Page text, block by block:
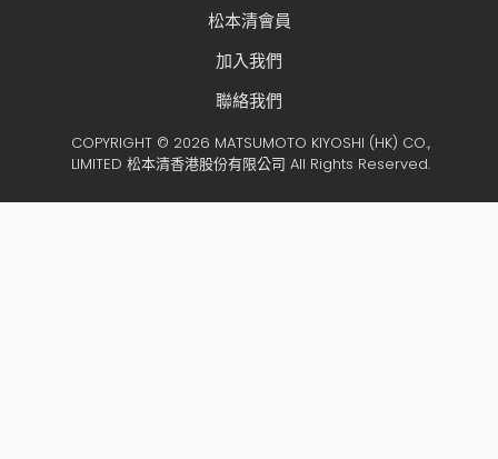
松本清會員
加入我們
聯絡我們
COPYRIGHT © 2026 MATSUMOTO KIYOSHI (HK) CO.,
LIMITED 松本清香港股份有限公司 All Rights Reserved.